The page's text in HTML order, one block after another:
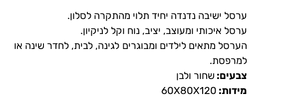
ערסל ישיבה נדנדה יחיד תלוי מהתקרה לסלון.
ערסל איכותי ומעוצב, יציב, נוח וקל לניקיון.
הערסל מתאים לילדים ומבוגרים לגינה, לבית, לחדר שינה או
למרפסת.
צבעים: שחור ולבן
מידות: 60X80X120